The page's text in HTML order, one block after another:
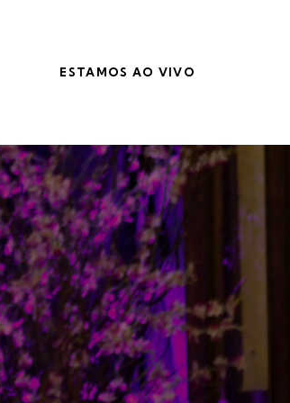
ESTAMOS AO VIVO